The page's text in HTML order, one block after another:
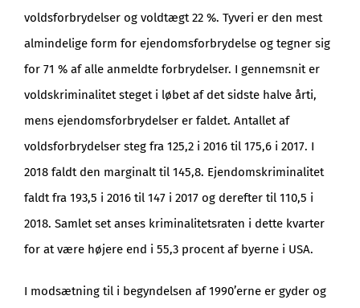
voldsforbrydelser og voldtægt 22 %. Tyveri er den mest
almindelige form for ejendomsforbrydelse og tegner sig
for 71 % af alle anmeldte forbrydelser. I gennemsnit er
voldskriminalitet steget i løbet af det sidste halve årti,
mens ejendomsforbrydelser er faldet. Antallet af
voldsforbrydelser steg fra 125,2 i 2016 til 175,6 i 2017. I
2018 faldt den marginalt til 145,8. Ejendomskriminalitet
faldt fra 193,5 i 2016 til 147 i 2017 og derefter til 110,5 i
2018. Samlet set anses kriminalitetsraten i dette kvarter
for at være højere end i 55,3 procent af byerne i USA.
I modsætning til i begyndelsen af 1990’erne er gyder og